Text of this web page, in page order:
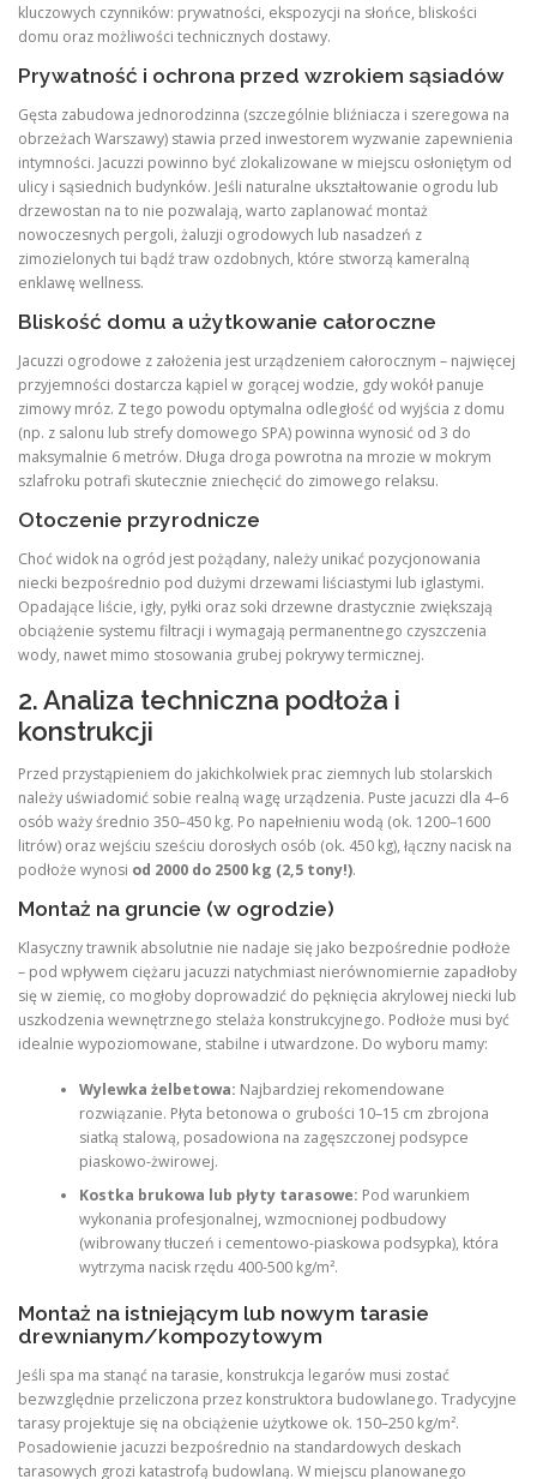
kluczowych czynników: prywatności, ekspozycji na słońce, bliskości
domu oraz możliwości technicznych dostawy.
Prywatność i ochrona przed wzrokiem sąsiadów
Gęsta zabudowa jednorodzinna (szczególnie bliźniacza i szeregowa na
obrzeżach Warszawy) stawia przed inwestorem wyzwanie zapewnienia
intymności. Jacuzzi powinno być zlokalizowane w miejscu osłoniętym od
ulicy i sąsiednich budynków. Jeśli naturalne ukształtowanie ogrodu lub
drzewostan na to nie pozwalają, warto zaplanować montaż
nowoczesnych pergoli, żaluzji ogrodowych lub nasadzeń z
zimozielonych tui bądź traw ozdobnych, które stworzą kameralną
enklawę wellness.
Bliskość domu a użytkowanie całoroczne
Jacuzzi ogrodowe z założenia jest urządzeniem całorocznym – najwięcej
przyjemności dostarcza kąpiel w gorącej wodzie, gdy wokół panuje
zimowy mróz. Z tego powodu optymalna odległość od wyjścia z domu
(np. z salonu lub strefy domowego SPA) powinna wynosić od 3 do
maksymalnie 6 metrów. Długa droga powrotna na mrozie w mokrym
szlafroku potrafi skutecznie zniechęcić do zimowego relaksu.
Otoczenie przyrodnicze
Choć widok na ogród jest pożądany, należy unikać pozycjonowania
niecki bezpośrednio pod dużymi drzewami liściastymi lub iglastymi.
Opadające liście, igły, pyłki oraz soki drzewne drastycznie zwiększają
obciążenie systemu filtracji i wymagają permanentnego czyszczenia
wody, nawet mimo stosowania grubej pokrywy termicznej.
2. Analiza techniczna podłoża i
konstrukcji
Przed przystąpieniem do jakichkolwiek prac ziemnych lub stolarskich
należy uświadomić sobie realną wagę urządzenia. Puste jacuzzi dla 4–6
osób waży średnio 350–450 kg. Po napełnieniu wodą (ok. 1200–1600
litrów) oraz wejściu sześciu dorosłych osób (ok. 450 kg), łączny nacisk na
podłoże wynosi od 2000 do 2500 kg (2,5 tony!).
Montaż na gruncie (w ogrodzie)
Klasyczny trawnik absolutnie nie nadaje się jako bezpośrednie podłoże
– pod wpływem ciężaru jacuzzi natychmiast nierównomiernie zapadłoby
się w ziemię, co mogłoby doprowadzić do pęknięcia akrylowej niecki lub
uszkodzenia wewnętrznego stelaża konstrukcyjnego. Podłoże musi być
idealnie wypoziomowane, stabilne i utwardzone. Do wyboru mamy:
Wylewka żelbetowa: Najbardziej rekomendowane
rozwiązanie. Płyta betonowa o grubości 10–15 cm zbrojona
siatką stalową, posadowiona na zagęszczonej podsypce
piaskowo-żwirowej.
Kostka brukowa lub płyty tarasowe: Pod warunkiem
wykonania profesjonalnej, wzmocnionej podbudowy
(wibrowany tłuczeń i cementowo-piaskowa podsypka), która
wytrzyma nacisk rzędu 400-500 kg/m².
Montaż na istniejącym lub nowym tarasie
drewnianym/kompozytowym
Jeśli spa ma stanąć na tarasie, konstrukcja legarów musi zostać
bezwzględnie przeliczona przez konstruktora budowlanego. Tradycyjne
tarasy projektuje się na obciążenie użytkowe ok. 150–250 kg/m².
Posadowienie jacuzzi bezpośrednio na standardowych deskach
tarasowych grozi katastrofą budowlaną. W miejscu planowanego